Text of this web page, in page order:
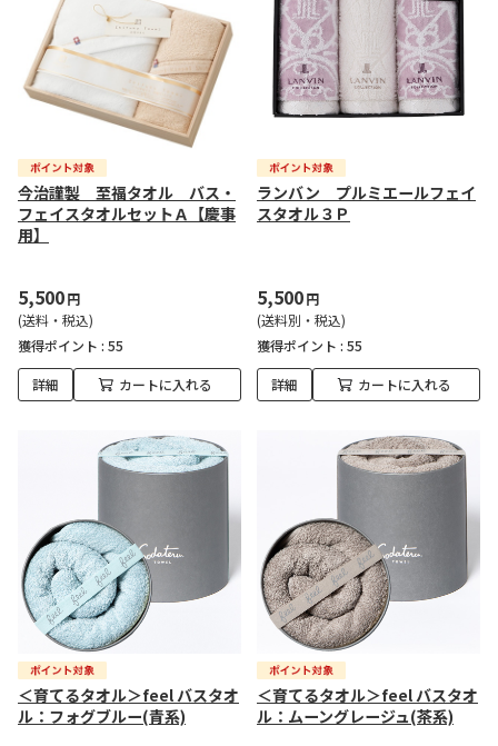
今治謹製 至福タオル バス・
フェイスタオルセットＡ【慶事
用】
5,500円
(送料・税込)
獲得ポイント : 55
詳細 カートに入れる
ランバン プルミエールフェイ
スタオル３Ｐ
5,500円
(送料別・税込)
獲得ポイント : 55
詳細 カートに入れる
＜育てるタオル＞feel バスタオ
ル：フォグブルー(青系)
＜育てるタオル＞feel バスタオ
ル：ムーングレージュ(茶系)